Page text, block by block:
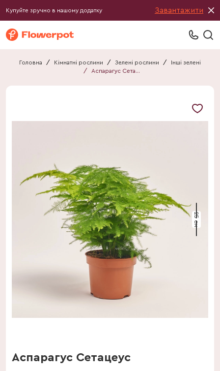
Купуйте зручно в нашому додатку Завантажити
Головна / Кімнатні рослини / Зелені рослини /
Інші зелені
/
Аспарагус Сетацеус
25 см
Аспарагус Сетацеус